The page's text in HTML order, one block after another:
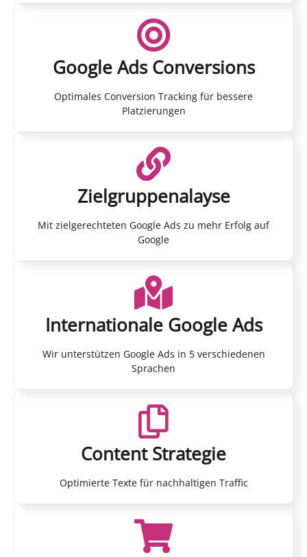
Google Ads Conversions
Optimales Conversion Tracking für bessere
Platzierungen
Zielgruppenalayse
Mit zielgerechteten Google Ads zu mehr Erfolg auf
Google
Internationale Google Ads
Wir unterstützen Google Ads in 5 verschiedenen
Sprachen
Content Strategie
Optimierte Texte für nachhaltigen Traffic